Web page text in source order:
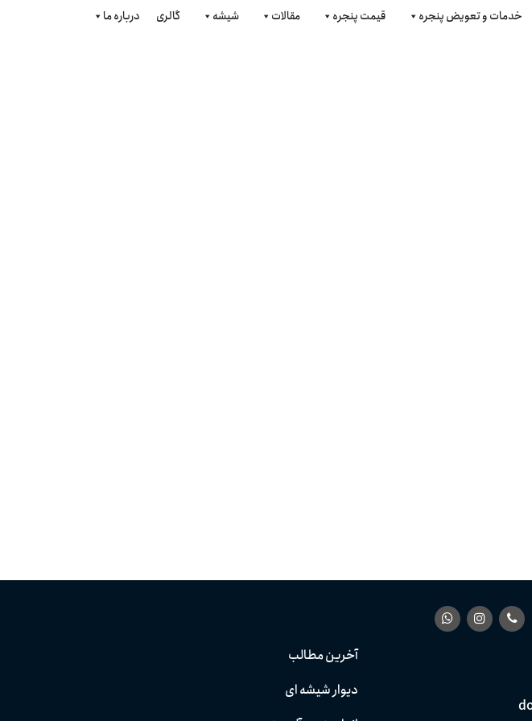
خدمات و تعویض پنجره قیمت پنجره مقالات شیشه گالری درباره ما
آخرین مطالب
دیوار شیشه ای